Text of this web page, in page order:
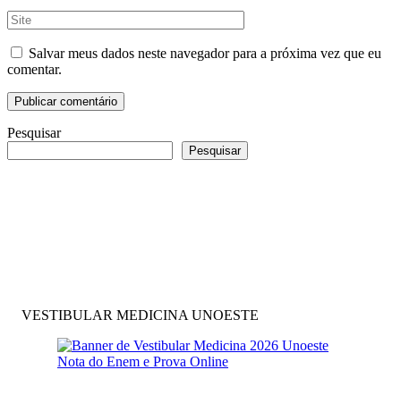
Salvar meus dados neste navegador para a próxima vez que eu
comentar.
Pesquisar
Pesquisar
VESTIBULAR MEDICINA UNOESTE